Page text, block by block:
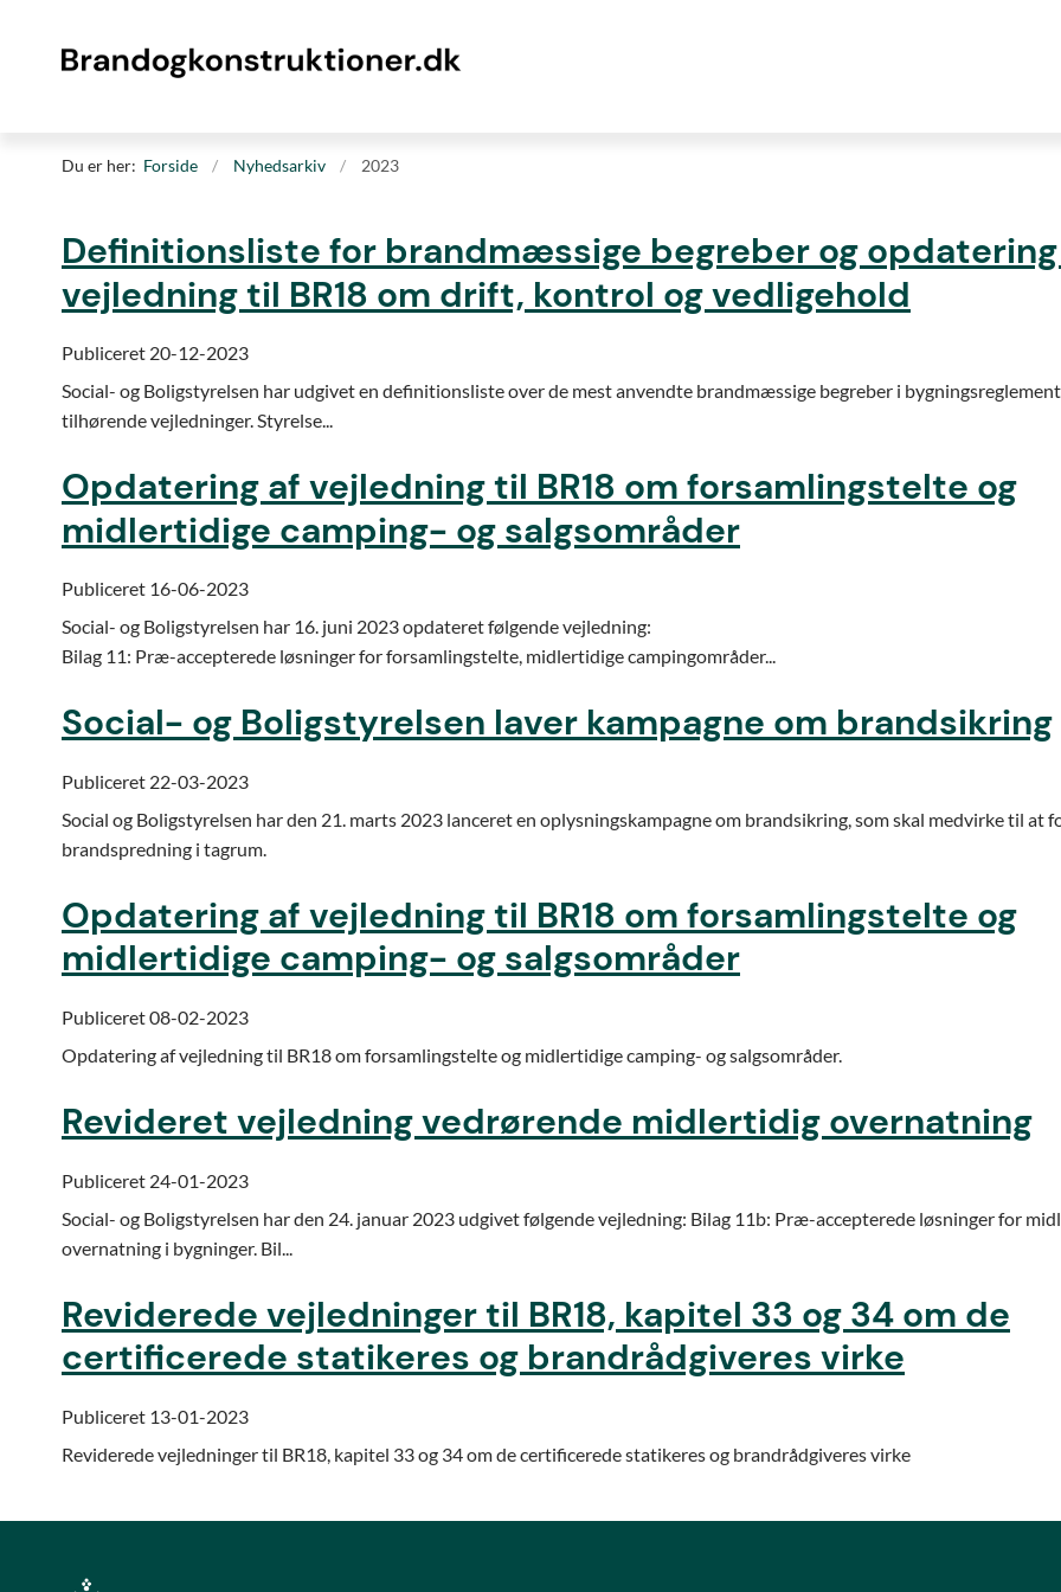
Du er her: Forside Nyhedsarkiv 2023
Definitionsliste for brandmæssige begreber og
vejledning til BR18 om drift, kontrol og vedligehold
Publiceret 20-12-2023
Social- og Boligstyrelsen har udgivet en definitionsliste over de mest anvendte brandmæssige begreber i
tilhørende vejledninger. Styrelse...
Opdatering af vejledning til BR18 om forsamlingstelte og
midlertidige camping- og salgsområder
Publiceret 16-06-2023
Social- og Boligstyrelsen har 16. juni 2023 opdateret følgende vejledning:
Bilag 11: Præ-accepterede løsninger for forsamlingstelte, midlertidige campingområder...
Social- og Boligstyrelsen laver kampagne om brandsikring
Publiceret 22-03-2023
Social og Boligstyrelsen har den 21. marts 2023 lanceret en oplysningskampagne om brandsikring, som skal medvirke til at
brandspredning i tagrum.
Opdatering af vejledning til BR18 om forsamlingstelte og
midlertidige camping- og salgsområder
Publiceret 08-02-2023
Opdatering af vejledning til BR18 om forsamlingstelte og midlertidige camping- og salgsområder.
Revideret vejledning vedrørende midlertidig overnatning
Publiceret 24-01-2023
Social- og Boligstyrelsen har den 24. januar 2023 udgivet følgende vejledning: Bilag 11b: Præ-accepterede løsninger for
overnatning i bygninger. Bil...
Reviderede vejledninger til BR18, kapitel 33 og 34 om de
certificerede statikeres og brandrådgiveres virke
Publiceret 13-01-2023
Reviderede vejledninger til BR18, kapitel 33 og 34 om de certificerede statikeres og brandrådgiveres virke